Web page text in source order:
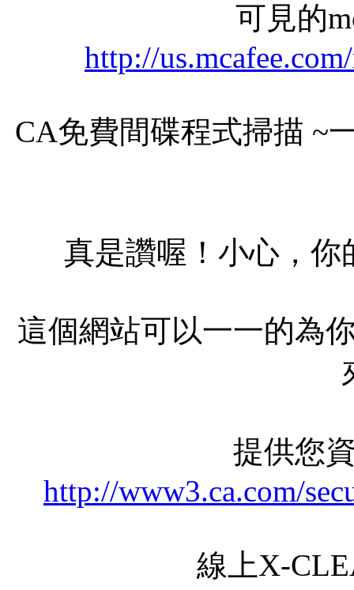
可見的
http://
CA免費間碟程式掃描 ~
真是讚喔！小心，
這個網站可以一一的為
提供您
http://www3.ca.com/
線上X-